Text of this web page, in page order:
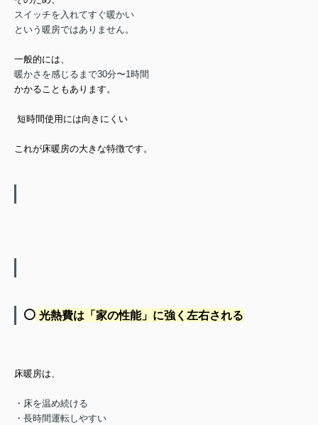
スイッチを入れてすぐ暖かい
という暖房ではありません。
一般的には、
暖かさを感じるまで30分〜1時間
かかることもあります。
短時間使用には向きにくい
これが床暖房の大きな特徴です。
⚪️ 光熱費は「家の性能」に強く左右される
床暖房は、
・床を温め続ける
・長時間運転しやすい